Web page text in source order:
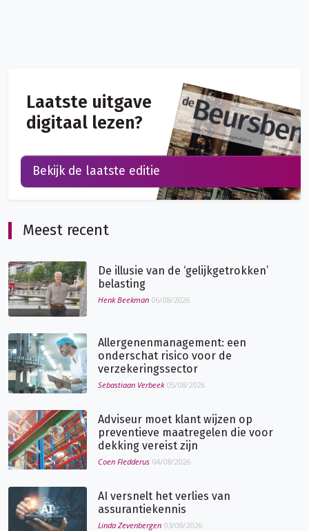
Meest recent
De illusie van de ‘gelijkgetrokken’
belasting
Henk Beekman 06/08/2026
Allergenenmanagement: een
onderschat risico voor de
verzekeringssector
Sebastiaan Verbeek 05/08/2026
Adviseur moet klant wijzen op
preventieve maatregelen die voor
dekking vereist zijn
Coen Fledderus 04/08/2026
AI versnelt het verlies van
assurantiekennis
Linda Zevenbergen 03/08/2026
Laatste uitgave
digitaal lezen?
Bekijk de laatste editie